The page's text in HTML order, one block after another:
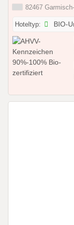
82467
Hoteltyp: BIO-